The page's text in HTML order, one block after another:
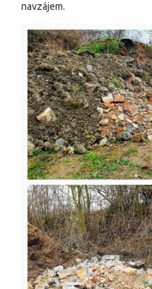
navzájem.